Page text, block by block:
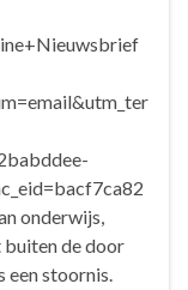
onderwijs,
buiten de door
een stoornis.